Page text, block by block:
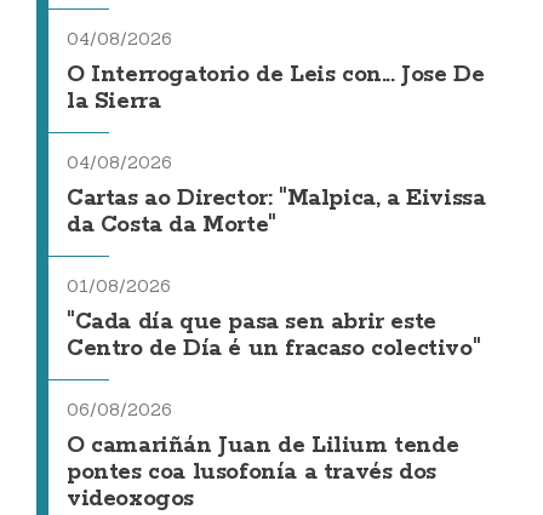
04/08/2026
O Interrogatorio de Leis con... Jose De
la Sierra
04/08/2026
Cartas ao Director: "Malpica, a Eivissa
da Costa da Morte"
01/08/2026
"Cada día que pasa sen abrir este
Centro de Día é un fracaso colectivo"
06/08/2026
O camariñán Juan de Lilium tende
pontes coa lusofonía a través dos
videoxogos